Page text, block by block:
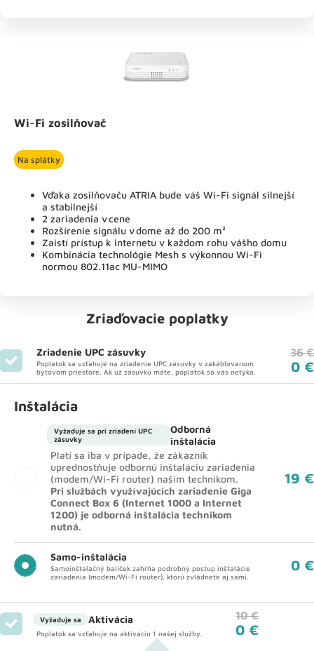
Wi-Fi zosilňovač
Na splátky
Vďaka zosilňovaču ATRIA bude váš Wi-Fi signál silnejší
a stabilnejší
2 zariadenia v cene
Rozšírenie signálu v dome až do 200 m²
Zaistí prístup k internetu v každom rohu vášho domu
Kombinácia technológie Mesh s výkonnou Wi-Fi
normou 802.11ac MU-MIMO
Zriaďovacie poplatky
Zriadenie UPC zásuvky
Poplatok sa vzťahuje na zriadenie UPC zásuvky v zakáblovanom
bytovom priestore. Ak už zásuvku máte, poplatok sa vás netýka.
36 €
0 €
Inštalácia
Vyžaduje sa pri zriadení UPC
zásuvky
Odborná
inštalácia
Platí sa iba v prípade, že zákazník
uprednostňuje odbornú inštaláciu zariadenia
(modem/Wi-Fi router) našim technikom.
Pri službách využívajúcich zariadenie Giga
Connect Box 6 (Internet 1000 a Internet
1200) je odborná inštalácia technikom
nutná.
19 €
Samo-inštalácia
Samoinštalačný balíček zahŕňa podrobný postup inštalácie
zariadenia (modem/Wi-Fi router), ktorú zvládnete aj sami.
0 €
Vyžaduje sa Aktivácia
Poplatok sa vzťahuje na aktiváciu 1 našej služby.
10 €
0 €